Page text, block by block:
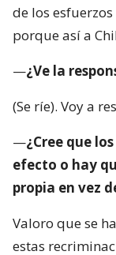
de los
porque así a
—¿Ve la
(Se ríe). Voy a
—¿Cree que
efecto o hay
propia en vez
Valoro que se
estas